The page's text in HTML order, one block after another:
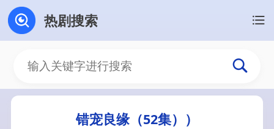
热剧搜索
错宠良缘（52集））